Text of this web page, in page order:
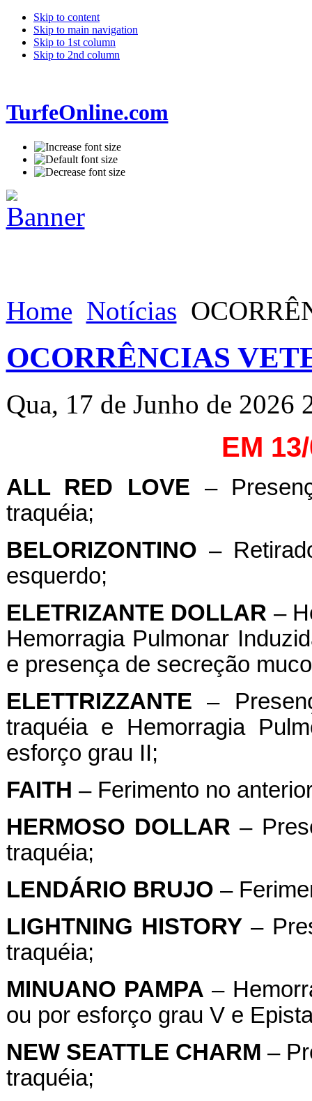
Skip to content
Skip to main navigation
Skip to 1st column
Skip to 2nd column
TurfeOnline.com
Home Notícias
OCORRÊNCIAS
Qua, 17 de Junho de 2026
EM
ALL RED LOVE –
traquéia;
BELORIZONTINO –
esquerdo;
ELETRIZANTE DOLLAR –
Hemorragia Pulmonar
e presença de secreção
ELETTRIZZANTE –
traquéia e Hemorragia
esforço grau II;
FAITH – Ferimento no
HERMOSO DOLLAR –
traquéia;
LENDÁRIO BRUJO –
LIGHTNING HISTORY–
traquéia;
MINUANO PAMPA –
ou por esforço grau V e
NEW SEATTLE CHARM –
traquéia;